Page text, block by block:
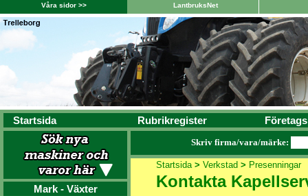
Våra sidor >> LantbruksNet
Startsida Rubrikregister
Mark - Växter
Skriv firma/vara/märke:
Startsida> Verkstad > Presenningar
Kontakta